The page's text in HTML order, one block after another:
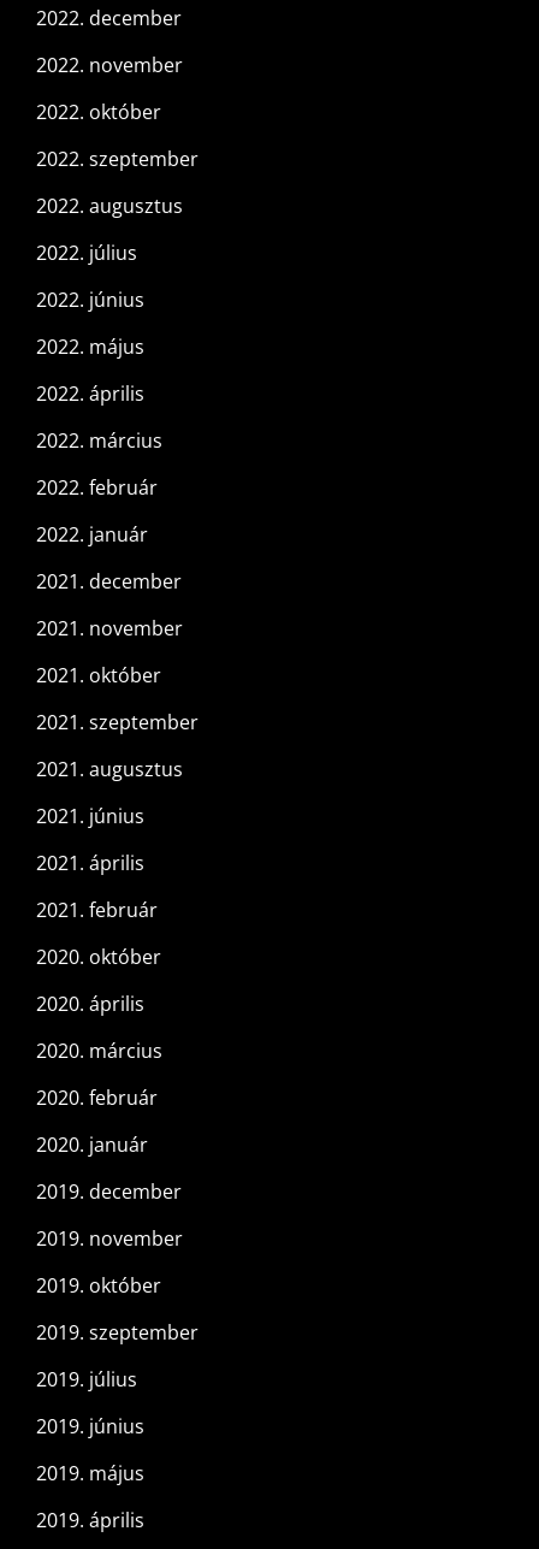
2022. december
2022. november
2022. október
2022. szeptember
2022. augusztus
2022. július
2022. június
2022. május
2022. április
2022. március
2022. február
2022. január
2021. december
2021. november
2021. október
2021. szeptember
2021. augusztus
2021. június
2021. április
2021. február
2020. október
2020. április
2020. március
2020. február
2020. január
2019. december
2019. november
2019. október
2019. szeptember
2019. július
2019. június
2019. május
2019. április